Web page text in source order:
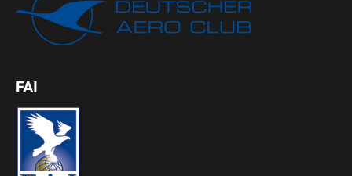
FAI